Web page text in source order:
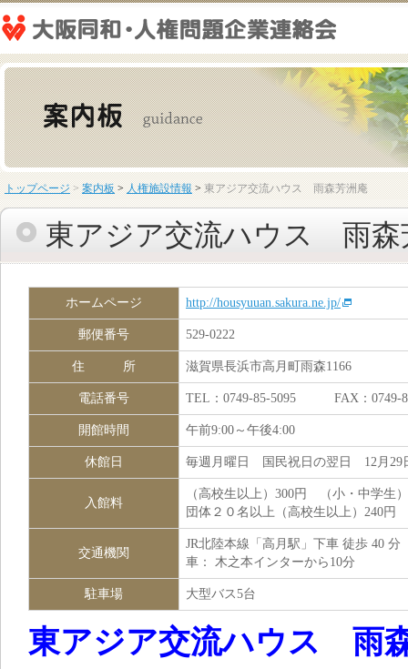
トップページ>案内板>人権施設情報>東アジア交流ハウス 雨森芳洲庵
東アジア交流ハウス 雨森
ホームページ http://housyuuan.sakura.ne.jp/
郵便番号 529-0222
住 所 滋賀県長浜市高月町雨森1166
電話番号 TEL：0749-85-5095 FAX：0749-
開館時間 午前9:00～午後4:00
休館日 毎週月曜日 国民祝日の翌日 12月29
入館料
（高校生以上）300円 （小・中学生
団体２０名以上（高校生以上）240
交通機関
JR北陸本線「高月駅」下車 徒歩 40 分
車： 木之本インターから10分
駐車場 大型バス5台
東アジア交流ハウス 雨